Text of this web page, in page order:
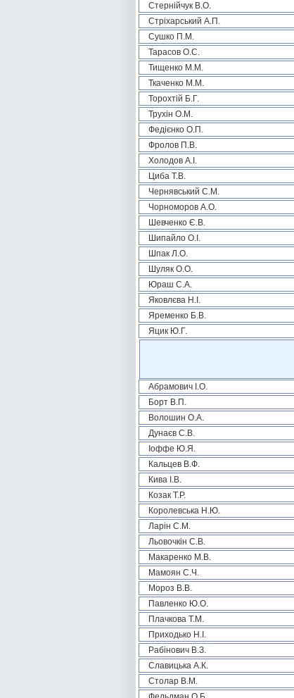
Стернійчук В.О.
Стріхарський А.П.
Сушко П.М.
Тарасов О.С.
Тищенко М.М.
Ткаченко М.М.
Торохтій Б.Г.
Трухін О.М.
Федієнко О.П.
Фролов П.В.
Холодов А.І.
Циба Т.В.
Чернявський С.М.
Чорноморов А.О.
Шевченко Є.В.
Шипайло О.І.
Шпак Л.О.
Шуляк О.О.
Юраш С.А.
Яковлєва Н.І.
Яременко Б.В.
Яцик Ю.Г.
Абрамович І.О.
Борт В.П.
Волошин О.А.
Дунаєв С.В.
Іоффе Ю.Я.
Кальцев В.Ф.
Кива І.В.
Козак Т.Р.
Королевська Н.Ю.
Ларін С.М.
Льовочкін С.В.
Макаренко М.В.
Мамоян С.Ч.
Мороз В.В.
Павленко Ю.О.
Плачкова Т.М.
Приходько Н.І.
Рабінович В.З.
Славицька А.К.
Столар В.М.